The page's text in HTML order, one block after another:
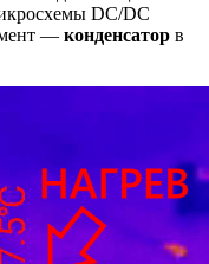
DC/DC
— конденсатор в